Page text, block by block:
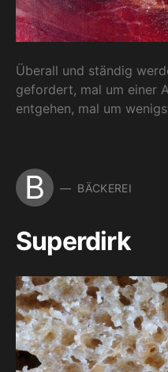
Überall und ständig
gefordert, mal um einer
entgehen, mal um
B BÄCKEREI
Superdirk